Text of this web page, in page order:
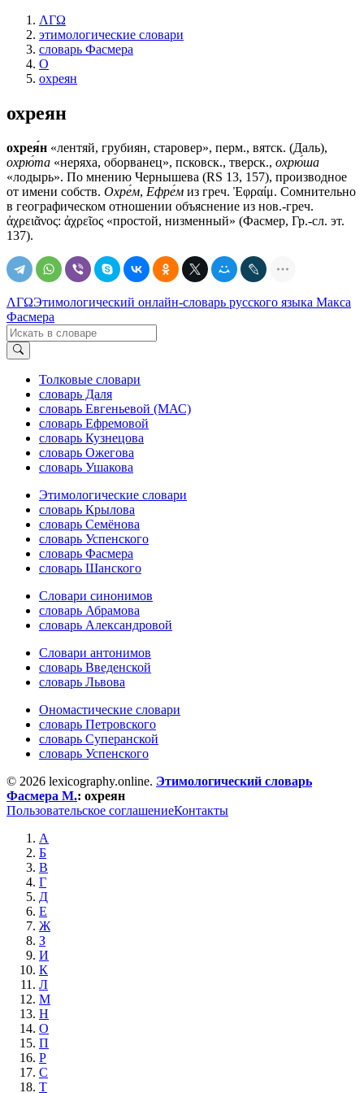
ΛΓΩ
этимологические словари
словарь Фасмера
О
охреян
охреян
охрея́н «лентяй, грубиян, старовер», перм., вятск. (Даль),
охрю́та «неряха, оборванец», псковск., тверск., охрю́ша
«лодырь». По мнению Чернышева (RS 13, 157), производное
от имени собств. Охре́м, Ефре́м из греч. Ἐφραίμ. Сомнительно
в географическом отношении объяснение из нов.-греч.
ἀχρειᾶνος: ἀχρεῖος «простой, низменный» (Фасмер, Гр.-сл. эт.
137).
ΛΓΩЭтимологический онлайн-словарь русского языка Макса
Фасмера
Толковые словари
словарь Даля
словарь Евгеньевой (МАС)
словарь Ефремовой
словарь Кузнецова
словарь Ожегова
словарь Ушакова
Этимологические словари
словарь Крылова
словарь Семёнова
словарь Успенского
словарь Фасмера
словарь Шанского
Словари синонимов
словарь Абрамова
словарь Александровой
Словари антонимов
словарь Введенской
словарь Львова
Ономастические словари
словарь Петровского
словарь Суперанской
словарь Успенского
© 2026 lexicography.online. Этимологический словарь
Фасмера М.: охреян
Пользовательское соглашениеКонтакты
А
Б
В
Г
Д
Е
Ж
З
И
К
Л
М
Н
О
П
Р
С
Т